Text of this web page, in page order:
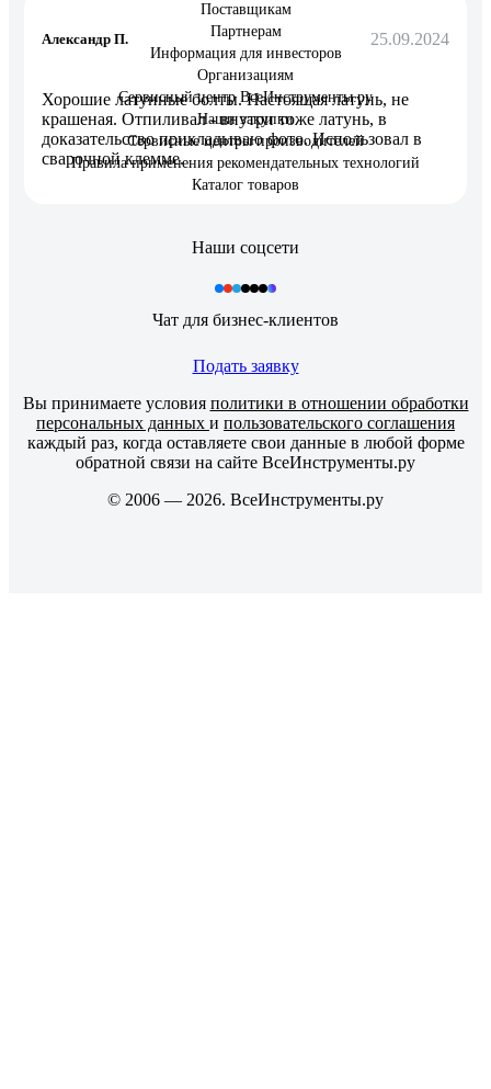
Александр П. 25.09.2024
Хорошие латунные болты. Настоящая латунь, не
крашеная. Отпиливал - внутри тоже латунь, в
доказательство прикладываю фото. Использовал в
сварочной клемме.
Поставщикам
Партнерам
Информация для инвесторов
Организациям
Сервисный центр ВсеИнструменты.ру
Наши закупки
Сервисные центры производителей
Правила применения рекомендательных технологий
Каталог товаров
Наши соцсети
Чат для бизнес-клиентов
Подать заявку
Вы принимаете условия политики в отношении обработки
персональных данных и пользовательского соглашения
каждый раз, когда оставляете свои данные в любой форме
обратной связи на сайте ВсеИнструменты.ру
© 2006 — 2026. ВсеИнструменты.ру